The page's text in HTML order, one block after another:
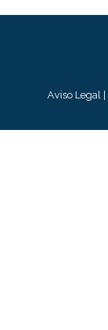
Aviso Legal